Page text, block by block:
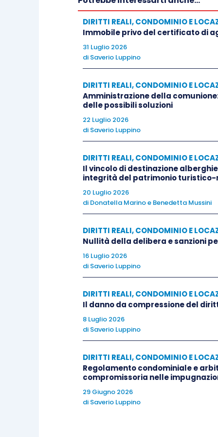
locatrice inviava tale avviso in
quale la conduttrice dichiarava che
eletto domicilio nei locali locati anche
tale clausola non poteva esserle
1341 c.c., inoltre, trattandosi di
portata a conoscenza del destinatario
rappresentante ex art. 145. Comma 2
Si costituiva la proprietà la quale
chiedeva accettare la tempestività
scadenza del contratto, stante la
stesso da parte della conduttrice, a
In corso di giudizio interveniva
del rapporto locatizio fino alla sua
Il Tribunale rigettava le domande delle
della locatrice considerava la disdetta
vessatorietà della clausola
punto di elezione di domicilio.
La società Alfa in via principale e la
Corte d’appello, ma entrambe le
bis cpc, non avendo “ragionevole
locazione commerciale non risultava
al di fuori delle trattative intercorse tra
articoli 1341 e 1342 c.c., inoltre la
DIRITTI REALI, CONDOMINIO E
Immobile privo del certificato di
31 Luglio 2026
di Saverio Luppino
DIRITTI REALI, CONDOMINIO E
Amministrazione della
delle possibili soluzioni
22 Luglio 2026
di Saverio Luppino
DIRITTI REALI, CONDOMINIO E
Il vincolo di destinazione
integrità del patrimonio
20 Luglio 2026
di Donatella Marinoe Benedetta Mussini
DIRITTI REALI, CONDOMINIO E
Nullità della delibera e sanzioni
16 Luglio 2026
di Saverio Luppino
DIRITTI REALI, CONDOMINIO E
Il danno da compressione del
8 Luglio 2026
di Saverio Luppino
DIRITTI REALI, CONDOMINIO E
Regolamento condominiale e
compromissoria nelle
29 Giugno 2026
di Saverio Luppino